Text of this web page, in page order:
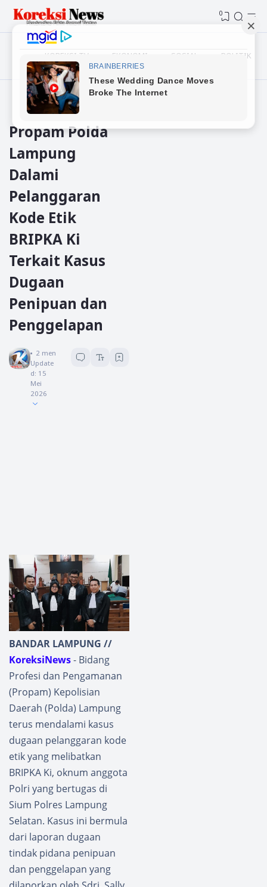
0
KOREKSI TV EKONOMI SOSIAL POLITIK
Beranda Lampung
Propam Polda
Lampung
Dalami
Pelanggaran
Kode Etik
BRIPKA Ki
Terkait Kasus
Dugaan
Penipuan dan
Penggelapan
Koreksi News
2 menit baca
Update
d: 15
Mei
2026
BANDAR LAMPUNG //
KoreksiNews- Bidang
Profesi dan Pengamanan
(Propam) Kepolisian
Daerah (Polda) Lampung
terus mendalami kasus
dugaan pelanggaran kode
etik yang melibatkan
BRIPKA Ki, oknum anggota
Polri yang bertugas di
Sium Polres Lampung
Selatan. Kasus ini bermula
dari laporan dugaan
tindak pidana penipuan
dan penggelapan yang